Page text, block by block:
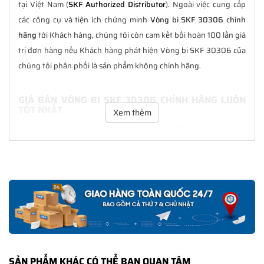
tại Việt Nam (SKF Authorized Distributor). Ngoài việc cung cấp
các công cụ và tiện ích chứng minh Vòng bi SKF 30306 chính
hãngtới Khách hàng, chúng tôi còn cam kết bồi hoàn 100 lần giá
trị đơn hàng nếu Khách hàng phát hiện Vòng bi SKF 30306 của
chúng tôi phân phối là sản phẩm không chính hãng.
GIÁ BÁN VÒNG BI SKF 30306 CHÍNH HÃNG LUÔN
với nhiều ưu đãi kèm theo và các dịch vụ hẫu mãi sau bán hàng.
CHẾ ĐỘ BẢO HÀNH VÒNG BI SKF 30306 CHÍNH
HÃNG
Tất cả các sản phẩm SKF chính hãng doSKF Ngọc Anhphân
phối đều được bảo hành chính hãng theo đúng tiêu chuẩn bảo
Xem thêm